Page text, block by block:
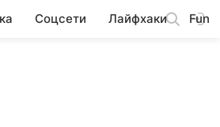
Соцсети Лайфхаки Fun